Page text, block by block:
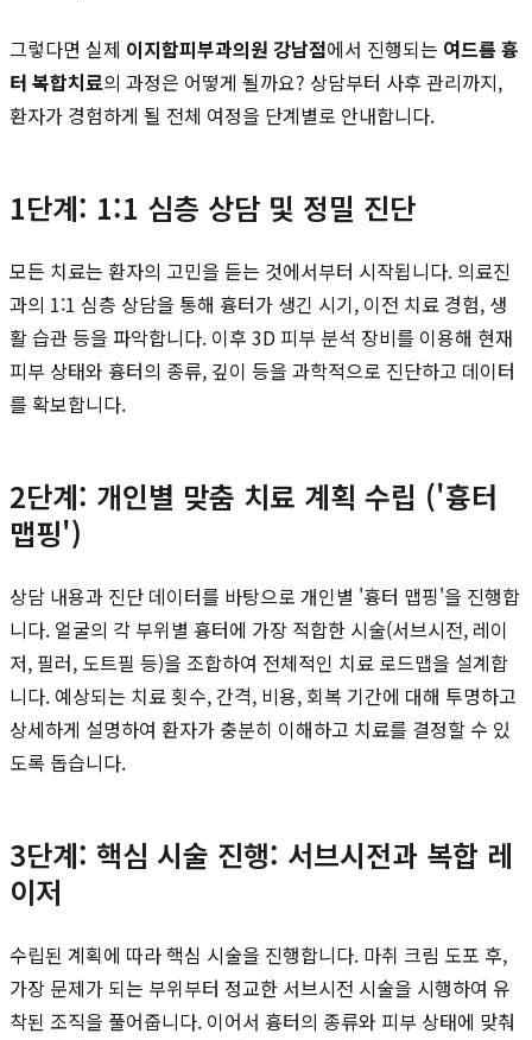
그렇다면 실제 이지함피부과의원 강남점에서 진행되는 여드름 흉
터 복합치료의 과정은 어떻게 될까요? 상담부터 사후 관리까지,
환자가 경험하게 될 전체 여정을 단계별로 안내합니다.
1단계: 1:1 심층 상담 및 정밀 진단
모든 치료는 환자의 고민을 듣는 것에서부터 시작됩니다. 의료진
과의 1:1 심층 상담을 통해 흉터가 생긴 시기, 이전 치료 경험, 생
활 습관 등을 파악합니다. 이후 3D 피부 분석 장비를 이용해 현재
피부 상태와 흉터의 종류, 깊이 등을 과학적으로 진단하고 데이터
를 확보합니다.
2단계: 개인별 맞춤 치료 계획 수립 ('흉터
맵핑')
상담 내용과 진단 데이터를 바탕으로 개인별 '흉터 맵핑'을 진행합
니다. 얼굴의 각 부위별 흉터에 가장 적합한 시술(서브시전, 레이
저, 필러, 도트필 등)을 조합하여 전체적인 치료 로드맵을 설계합
니다. 예상되는 치료 횟수, 간격, 비용, 회복 기간에 대해 투명하고
상세하게 설명하여 환자가 충분히 이해하고 치료를 결정할 수 있
도록 돕습니다.
3단계: 핵심 시술 진행: 서브시전과 복합 레
이저
수립된 계획에 따라 핵심 시술을 진행합니다. 마취 크림 도포 후,
가장 문제가 되는 부위부터 정교한 서브시전 시술을 시행하여 유
착된 조직을 풀어줍니다. 이어서 흉터의 종류와 피부 상태에 맞춰